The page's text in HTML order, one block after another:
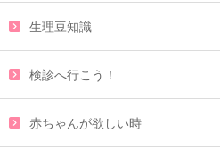
生理豆知識
検診へ行こう！
赤ちゃんが欲しい時